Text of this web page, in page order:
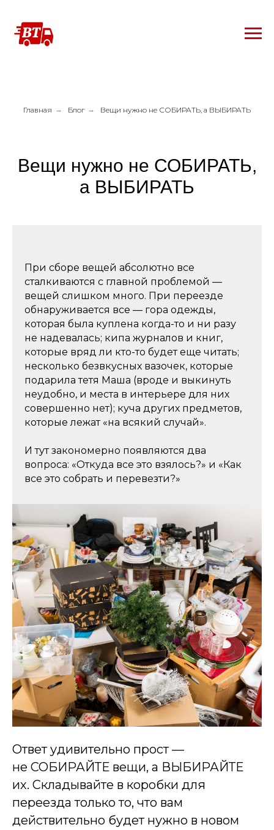
Главная → Блог → Вещи нужно не СОБИРАТЬ, а ВЫБИРАТЬ
Вещи нужно не СОБИРАТЬ,
а ВЫБИРАТЬ
При сборе вещей абсолютно все
сталкиваются с главной проблемой —
вещей слишком много. При переезде
обнаруживается все — гора одежды,
которая была куплена когда-то и ни разу
не надевалась; кипа журналов и книг,
которые вряд ли кто-то будет еще читать;
несколько безвкусных вазочек, которые
подарила тетя Маша (вроде и выкинуть
неудобно, и места в интерьере для них
совершенно нет); куча других предметов,
которые лежат «на всякий случай».
И тут закономерно появляются два
вопроса: «Откуда все это взялось?» и «Как
все это собрать и перевезти?»
Ответ удивительно прост —
не СОБИРАЙТЕ вещи, а ВЫБИРАЙТЕ
их. Складывайте в коробки для
переезда только то, что вам
действительно будет нужно в новом